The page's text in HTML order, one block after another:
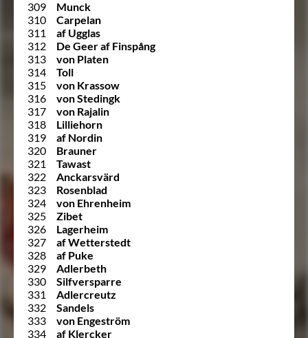
309
Munck
310
Carpelan
311
af Ugglas
312
De Geer af Finspång
313
von Platen
314
Toll
315
von Krassow
316
von Stedingk
317
von Rajalin
318
Lilliehorn
319
af Nordin
320
Brauner
321
Tawast
322
Anckarsvärd
323
Rosenblad
324
von Ehrenheim
325
Zibet
326
Lagerheim
327
af Wetterstedt
328
af Puke
329
Adlerbeth
330
Silfversparre
331
Adlercreutz
332
Sandels
333
von Engeström
334
af Klercker